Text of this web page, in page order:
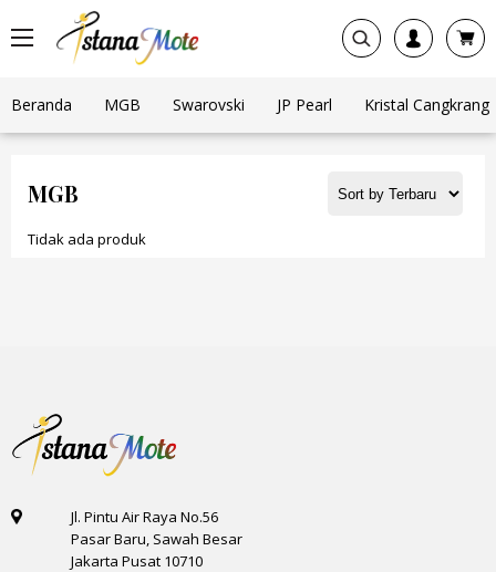
Beranda MGB Swarovski JP Pearl Kristal Cangkrang
MGB
Tidak ada produk
Jl. Pintu Air Raya No.56
Pasar Baru, Sawah Besar
Jakarta Pusat 10710